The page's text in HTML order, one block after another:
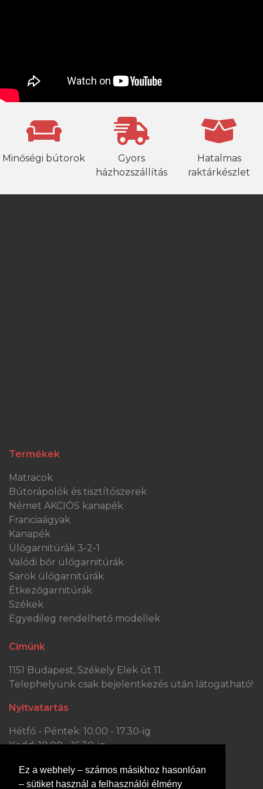
Ez a webhely – számos másikhoz hasonlóan
– sütiket használ a felhasználói élmény
Minőségi bútorok
Gyors
házhozszállítás
Hatalmas
raktárkészlet
Termékek
Matracok
Bútorápolók és tisztítószerek
Német AKCIÓS kanapék
Franciaágyak
Kanapék
Ülőgarnitúrák 3-2-1
Valódi bőr ülőgarnitúrák
Sarok ülőgarnitúrák
Étkezőgarnitúrák
Székek
Egyedileg rendelhető modellek
Címünk
1151 Budapest, Székely Elek út 11.
Telephelyünk csak bejelentkezés után látogatható!
Nyitvatartás
Hétfő - Péntek: 10.00 - 17.30-ig
Kedd: 10.00 - 16.30-ig
Vasárnap: ZÁRVA